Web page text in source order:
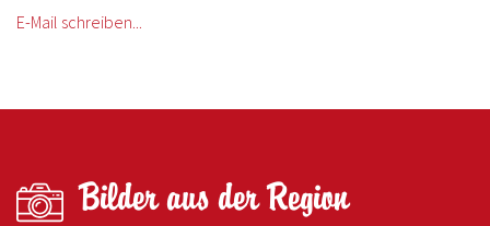
E-Mail schreiben...
Bilder aus der Region